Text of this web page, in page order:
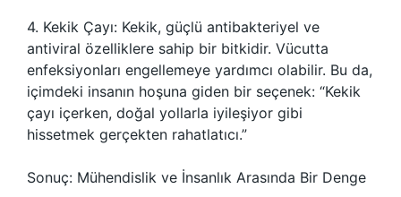
4. Kekik Çayı: Kekik, güçlü antibakteriyel ve
antiviral özelliklere sahip bir bitkidir. Vücutta
enfeksiyonları engellemeye yardımcı olabilir. Bu da,
içimdeki insanın hoşuna giden bir seçenek: “Kekik
çayı içerken, doğal yollarla iyileşiyor gibi
hissetmek gerçekten rahatlatıcı.”
Sonuç: Mühendislik ve İnsanlık Arasında Bir Denge